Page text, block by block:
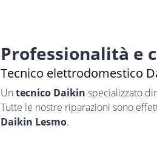
Professionalità e
Tecnico elettrodomestico
Un tecnico Daikin specializzato
Tutte le nostre riparazioni sono
Daikin Lesmo.